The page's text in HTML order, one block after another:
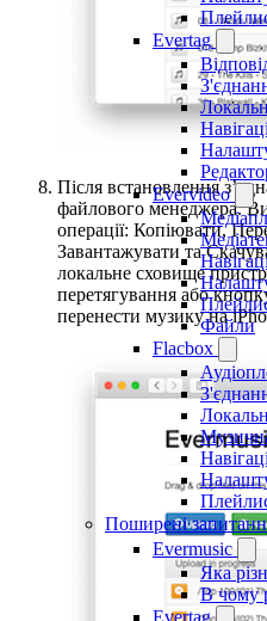
Evertag
Evervideo
Файли
Flacbox
Поширені
Evermusic
Яка
В чому
Evertag
Після встановлення
файлового менеджера.
операції: Копіювати,
Завантажувати та
локальне сховище
перетягування або
перенести музику на